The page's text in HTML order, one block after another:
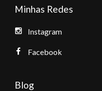
Minhas Redes
Instagram
Facebook
Blog